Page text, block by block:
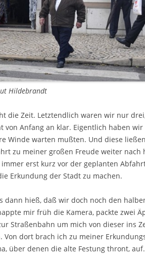
Hildebrandt
die Zeit. Letztendlich waren wir nur
von Anfang an klar. Eigentlich haben
Winde warten mußten. Und diese
zu meiner großen Freude weiter nach
erst kurz vor der geplanten
Erkundung der Stadt zu machen.
dann hieß, daß wir doch noch den
mir früh die Kamera, packte zwei
Straßenbahn um mich von dieser ins
Von dort brach ich zu meiner
über denen die alte Festung thront, auf.